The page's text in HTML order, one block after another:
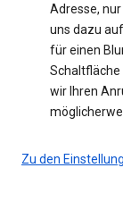
Adresse,
uns dazu
für einen
Schaltfläche
wir Ihren
Zu den